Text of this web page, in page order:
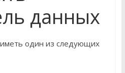
данных
один из следующих